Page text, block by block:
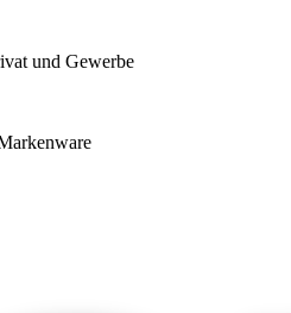
und Gewerbe